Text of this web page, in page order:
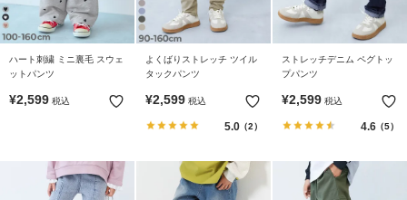
ッ
に
い
ハート刺繍 ミニ裏毛 スウェ
ットパンツ
¥2,599 税込
よくばりストレッチ ツイル
タックパンツ
¥2,599 税込
5.0（2）
ストレッチデニム ペグトッ
プパンツ
¥2,599 税込
4.6（5）